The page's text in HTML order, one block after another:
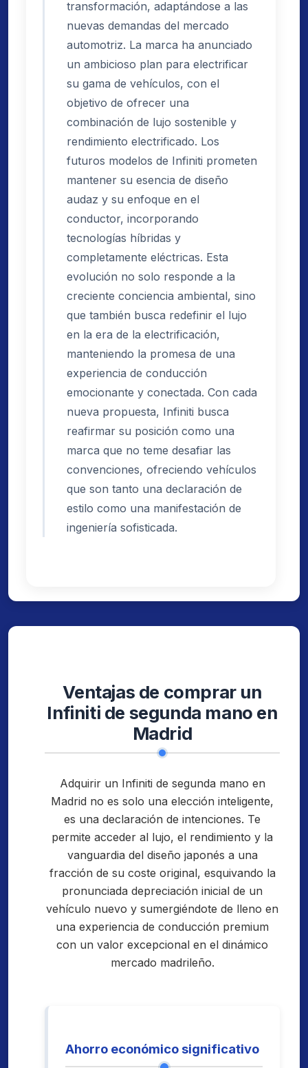
transformación, adaptándose a las
nuevas demandas del mercado
automotriz. La marca ha anunciado
un ambicioso plan para electrificar
su gama de vehículos, con el
objetivo de ofrecer una
combinación de lujo sostenible y
rendimiento electrificado. Los
futuros modelos de Infiniti prometen
mantener su esencia de diseño
audaz y su enfoque en el
conductor, incorporando
tecnologías híbridas y
completamente eléctricas. Esta
evolución no solo responde a la
creciente conciencia ambiental, sino
que también busca redefinir el lujo
en la era de la electrificación,
manteniendo la promesa de una
experiencia de conducción
emocionante y conectada. Con cada
nueva propuesta, Infiniti busca
reafirmar su posición como una
marca que no teme desafiar las
convenciones, ofreciendo vehículos
que son tanto una declaración de
estilo como una manifestación de
ingeniería sofisticada.
Ventajas de comprar un
Infiniti de segunda mano en
Madrid
Adquirir un Infiniti de segunda mano en
Madrid no es solo una elección inteligente,
es una declaración de intenciones. Te
permite acceder al lujo, el rendimiento y la
vanguardia del diseño japonés a una
fracción de su coste original, esquivando la
pronunciada depreciación inicial de un
vehículo nuevo y sumergiéndote de lleno en
una experiencia de conducción premium
con un valor excepcional en el dinámico
mercado madrileño.
Ahorro económico significativo